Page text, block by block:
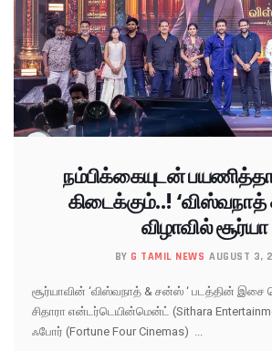
நம்பிக்கையுடன்
கிடைக்கும்..!
விழாவில் சூர்யா
BY G TAMIL NEWS AUGUST 3,
சூர்யாவின் ‘விஸ்வநாத் & சன்ஸ் ‘ படத்தின் இசை
சிதாரா என்டர்டெயின்மென்ட் (Sithara
ஃபோர் (Fortune Four Cinemas) ...